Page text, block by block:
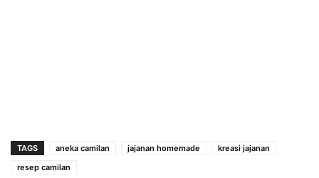
TAGS aneka camilan jajanan homemade
kreasi jajanan
resep camilan